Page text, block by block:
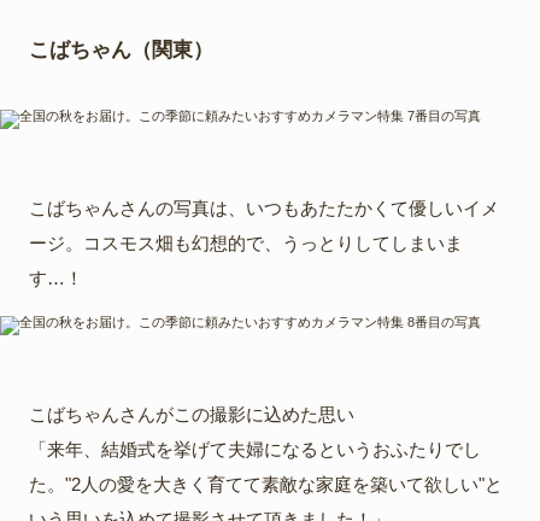
こばちゃん（関東）
こばちゃんさんの写真は、いつもあたたかくて優しいイメ
ージ。コスモス畑も幻想的で、うっとりしてしまいま
す…！
こばちゃんさんがこの撮影に込めた思い
「来年、結婚式を挙げて夫婦になるというおふたりでし
た。"2人の愛を大きく育てて素敵な家庭を築いて欲しい"と